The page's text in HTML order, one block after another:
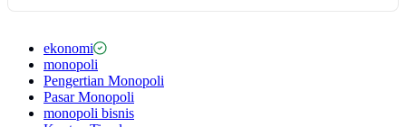
ekonomi
monopoli
Pengertian Monopoli
Pasar Monopoli
monopoli bisnis